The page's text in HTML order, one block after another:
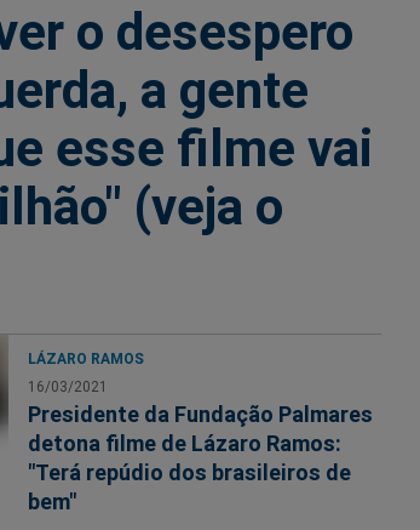
o desespero
a gente
esse filme vai
(veja o
LÁZARO RAMOS
16/03/2021
Presidente da Fundação Palmares
detona filme de Lázaro Ramos:
"Terá repúdio dos brasileiros de
bem"